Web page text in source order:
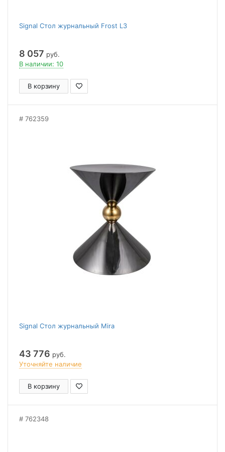
Signal Стол журнальный Frost L3
8 057 руб.
В наличии: 10
В корзину
762359
Signal Стол журнальный Mira
43 776 руб.
Уточняйте наличие
В корзину
762348